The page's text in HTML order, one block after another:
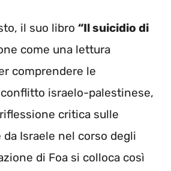
il suo libro “Il suicidio di
come una lettura
comprendere le
israelo-palestinese,
critica sulle
Israele nel corso degli
di Foa si colloca così